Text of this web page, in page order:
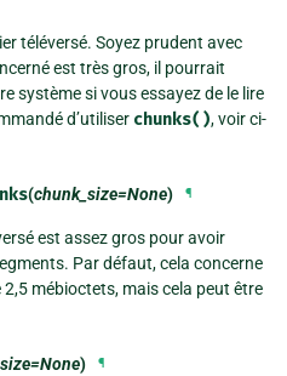
téléversé. Soyez prudent avec
est très gros, il pourrait
système si vous essayez de le lire
d’utiliser chunks(), voir ci-
(chunk_size=None) ¶
est assez gros pour avoir
Par défaut, cela concerne
mébioctets, mais cela peut être
) ¶